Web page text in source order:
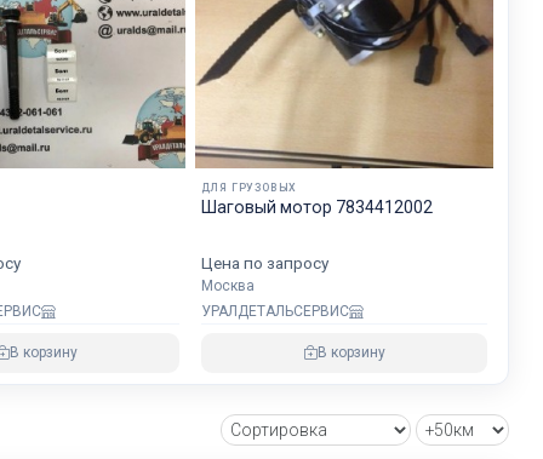
Мы
на
В корзину
ДЛЯ ГРУЗОВЫХ
Шаговый мотор 7834412002
Цена по запросу
Москва
УРАЛДЕТАЛЬСЕРВИС
В корзину